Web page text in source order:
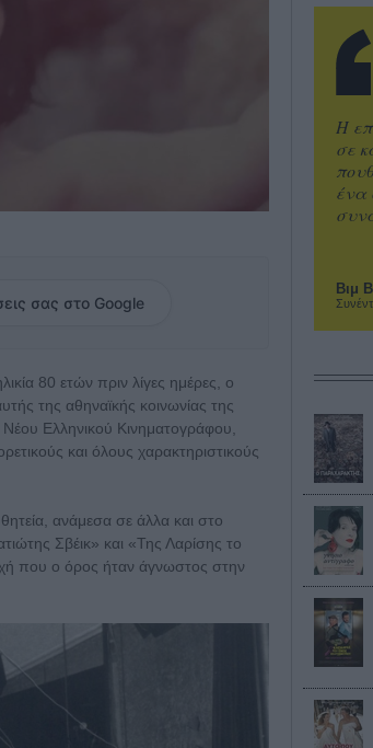
σας στο Google
80 ετών πριν λίγες ημέρες, ο
της αθηναϊκής κοινωνίας της
Νέου Ελληνικού Κινηματογράφου,
και όλους χαρακτηριστικούς
ανάμεσα σε άλλα και στο
Σβέικ» και «Της Λαρίσης το
που ο όρος ήταν άγνωστος στην
Βιμ
Η
σε
ένα